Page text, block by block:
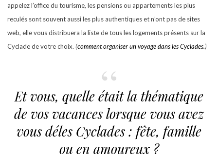
appelez l’office du tourisme, les pensions ou appartements les plus
reculés sont souvent aussi les plus authentiques et n’ont pas de sites
web, elle vous distribuera la liste de tous les logements présents sur la
Cyclade de votre choix. (comment organiser un voyage dans les Cyclades.)
Et vous, quelle était la thématique
de vos vacances lorsque vous avez
vous déles Cyclades : fête, famille
ou en amoureux ?